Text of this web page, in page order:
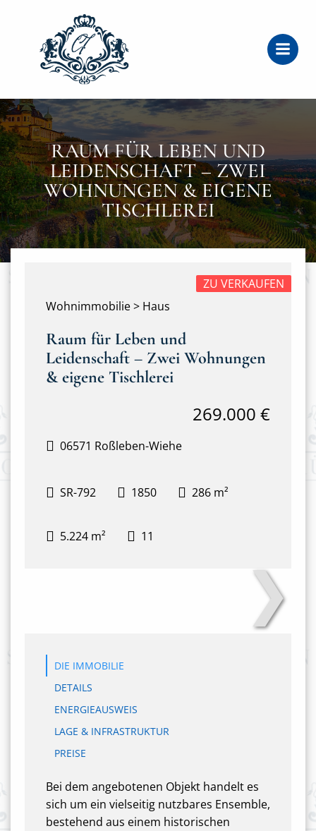
RAUM FÜR LEBEN UND
LEIDENSCHAFT – ZWEI
WOHNUNGEN & EIGENE
TISCHLEREI
Wohnimmobilie > Haus
ZU VERKAUFEN
Raum für Leben und
Leidenschaft – Zwei Wohnungen
& eigene Tischlerei
06571 Roßleben-Wiehe
269.000 €
SR-792 1850 286 m²
5.224 m² 11
❯
DIE IMMOBILIE
DETAILS
ENERGIEAUSWEIS
LAGE & INFRASTRUKTUR
PREISE
Bei dem angebotenen Objekt handelt es
sich um ein vielseitig nutzbares Ensemble,
bestehend aus einem historischen